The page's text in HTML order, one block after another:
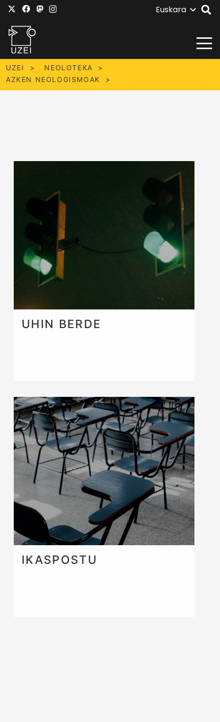
Euskara
UZEI
NEOLOTEKA
AZKEN NEOLOGISMOAK
UHIN BERDE
IKASPOSTU